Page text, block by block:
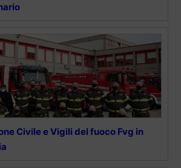
Civile e Vigili del fuoco Fvg in